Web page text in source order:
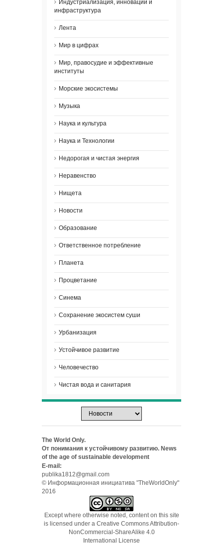
Индустриализация, инновации и
инфраструктура
Лента
Мир в цифрах
Мир, правосудие и эффективные
институты
Морские экосистемы
Музыка
Наука и культура
Наука и Технологии
Недорогая и чистая энергия
Неравенство
Нищета
Новости
Образование
Ответственное потребление
Планета
Процветание
Синема
Сохранение экосистем суши
Урбанизация
Устойчивое развитие
Человечество
Чистая вода и санитария
The World Only.
От понимания к устойчивому развитию. News
of the age of sustainable development
E-mail:
publika1812@gmail.com
© Информационная инициатива "TheWorldOnly"
2016
Except where otherwise noted, content on this site
is licensed under a Creative Commons Attribution-
NonCommercial-ShareAlike 4.0
International License